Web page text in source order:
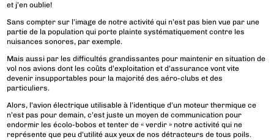
et j’en oublie!
Sans compter sur l’image de notre activité qui n’est pas bien vue par une
partie de la population qui porte plainte systématiquement contre les
nuisances sonores, par exemple.
Mais aussi par les difficultés grandissantes pour maintenir en situation de
vol nos avions dont les coûts d’exploitation et d’assurance vont vite
devenir insupportables pour la majorité des aéro-clubs et des
particuliers.
Alors, l’avion électrique utilisable à l’identique d’un moteur thermique ce
n’est pas pour demain, c’est juste un moyen de communication pour
endormir les écolo-bobos et tenter de « verdir » notre activité qui ne
représente que peu d’utilité aux yeux de nos détracteurs de tous poils.